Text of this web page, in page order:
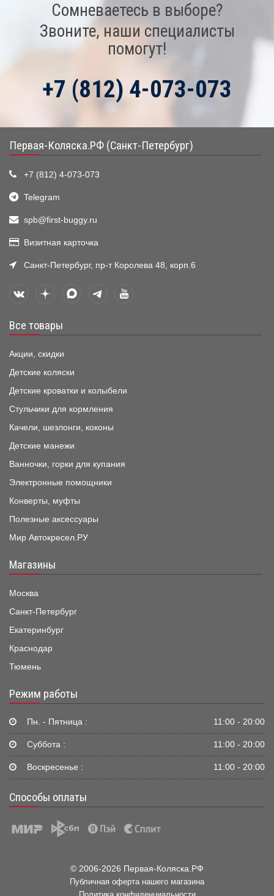
Сомневаетесь в выборе?
Звоните, наши специалисты
помогут!
+7 (812) 4-073-073
Первая-Коляска.РФ (Санкт-Петербург)
+7 (812) 4-073-073
Telegram
spb@first-buggy.ru
Визитная карточка
Санкт-Петербург, пр-т Королева 48, корп.6
Все товары
Акции, скидки
Детские коляски
Детские кроватки и колыбели
Стульчики для кормления
Качели, шезлонги, коконы
Детские манежи
Ванночки, горки для купания
Электронные помощники
Конверты, муфты
Полезные аксессуары
Мир Автокресел.РУ
Магазины
Москва
Санкт-Петербург
Екатеринбург
Краснодар
Тюмень
Режим работы
Пн. - Пятница : 11:00 - 20:00
Суббота : 11:00 - 20:00
Воскресенье : 11:00 - 20:00
Способы оплаты
© 2006-2026 Первая-Коляска.РФ
Публичная оферта нашего магазина